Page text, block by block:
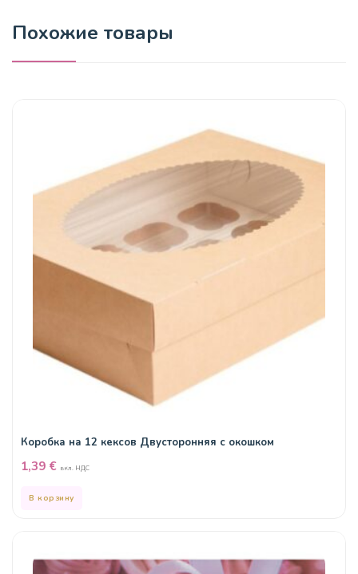
Похожие товары
Коробка на 12 кексов Двусторонняя с окошком
1,39 € вкл. НДС
В корзину